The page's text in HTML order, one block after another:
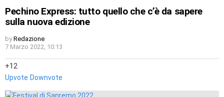
Pechino Express: tutto quello che c’è da sapere
sulla nuova edizione
by Redazione
7 Marzo 2022, 10:13
12
Upvote Downvote